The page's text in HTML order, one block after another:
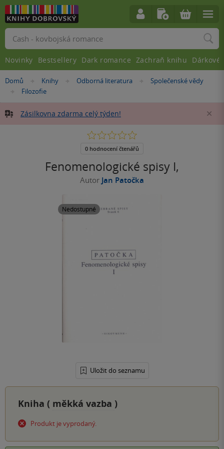
Nacházíte
Domů »Knihy »
Odborná literatura »
Společenské vědy
»Filozofie
Zásilkovna zdarma celý týden!
Fenomenologické spisy I,
Autor Jan Patočka
Nedostupné
Uložit do seznamu
0.0
5
0 hodnocení čtenářů
Kniha ( měkká vazba )
Produkt je vyprodaný.
Vyhledávání
Novinky Bestsellery Dark romance Zachraň knihu Dárkové